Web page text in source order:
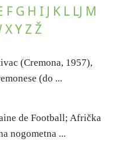
F G H I J K L LJ M
XYZŽ
(Cremona, 1957),
(do ...
de Football; Afrička
nogometna ...